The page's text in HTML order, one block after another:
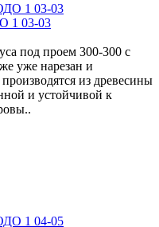
1 03-03
под проем 300-300 с
уже нарезан и
из древесины
и устойчивой к